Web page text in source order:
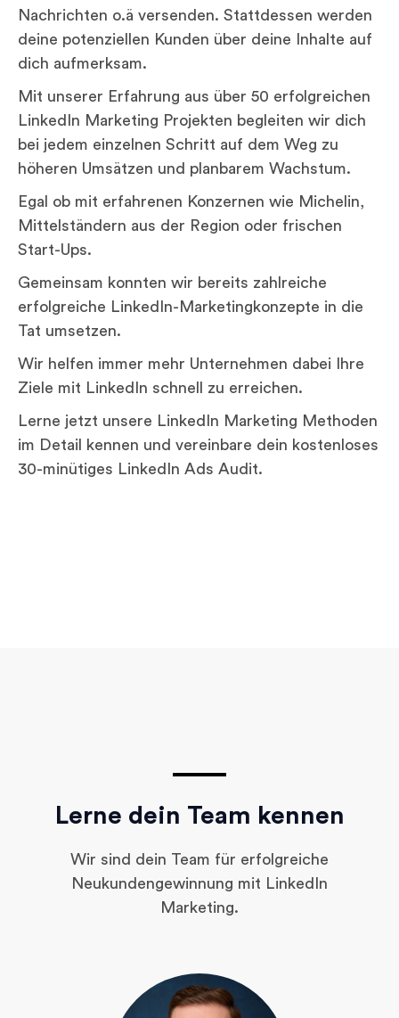
Nachrichten o.ä versenden. Stattdessen werden
deine potenziellen Kunden über deine Inhalte auf
dich aufmerksam.
Mit unserer Erfahrung aus über 50 erfolgreichen
LinkedIn Marketing Projekten begleiten wir dich
bei jedem einzelnen Schritt auf dem Weg zu
höheren Umsätzen und planbarem Wachstum.
Egal ob mit erfahrenen Konzernen wie Michelin,
Mittelständern aus der Region oder frischen
Start-Ups.
Gemeinsam konnten wir bereits zahlreiche
erfolgreiche LinkedIn-Marketingkonzepte in die
Tat umsetzen.
Wir helfen immer mehr Unternehmen dabei Ihre
Ziele mit LinkedIn schnell zu erreichen.
Lerne jetzt unsere LinkedIn Marketing Methoden
im Detail kennen und vereinbare dein kostenloses
30-minütiges LinkedIn Ads Audit.
Lerne dein Team kennen
Wir sind dein Team für erfolgreiche
Neukundengewinnung mit LinkedIn
Marketing.